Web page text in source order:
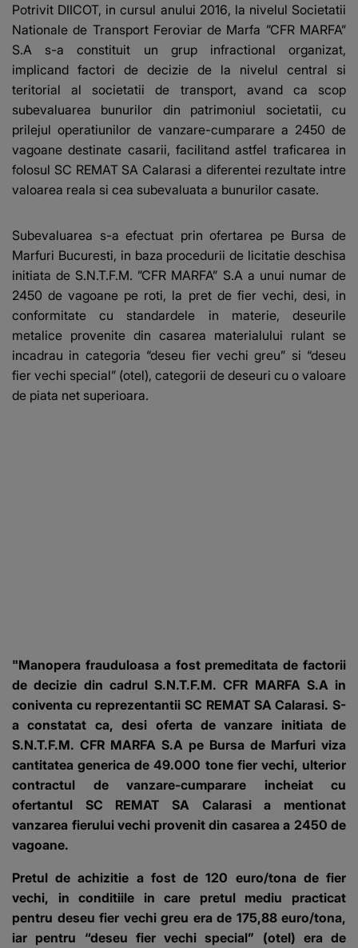
Potrivit DIICOT, in cursul anului 2016, la nivelul Societatii
Nationale de Transport Feroviar de Marfa ”CFR MARFA”
S.A s-a constituit un grup infractional organizat,
implicand factori de decizie de la nivelul central si
teritorial al societatii de transport, avand ca scop
subevaluarea bunurilor din patrimoniul societatii, cu
prilejul operatiunilor de vanzare-cumparare a 2450 de
vagoane destinate casarii, facilitand astfel traficarea in
folosul SC REMAT SA Calarasi a diferentei rezultate intre
valoarea reala si cea subevaluata a bunurilor casate.
Subevaluarea s-a efectuat prin ofertarea pe Bursa de
Marfuri Bucuresti, in baza procedurii de licitatie deschisa
initiata de S.N.T.F.M. ”CFR MARFA” S.A a unui numar de
2450 de vagoane pe roti, la pret de fier vechi, desi, in
conformitate cu standardele in materie, deseurile
metalice provenite din casarea materialului rulant se
incadrau in categoria “deseu fier vechi greu” si “deseu
fier vechi special” (otel), categorii de deseuri cu o valoare
de piata net superioara.
"Manopera frauduloasa a fost premeditata de factorii
de decizie din cadrul S.N.T.F.M. CFR MARFA S.A in
coniventa cu reprezentantii SC REMAT SA Calarasi. S-
a constatat ca, desi oferta de vanzare initiata de
S.N.T.F.M. CFR MARFA S.A pe Bursa de Marfuri viza
cantitatea generica de 49.000 tone fier vechi, ulterior
contractul de vanzare-cumparare incheiat cu
ofertantul SC REMAT SA Calarasi a mentionat
vanzarea fierului vechi provenit din casarea a 2450 de
vagoane.
Pretul de achizitie a fost de 120 euro/tona de fier
vechi, in conditiile in care pretul mediu practicat
pentru deseu fier vechi greu era de 175,88 euro/tona,
iar pentru “deseu fier vechi special” (otel) era de